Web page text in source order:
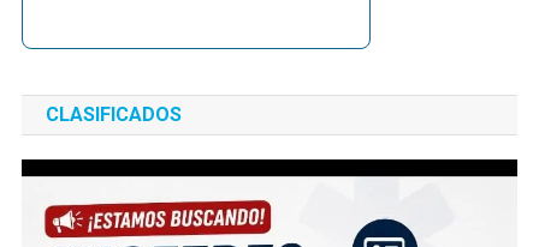
CLASIFICADOS